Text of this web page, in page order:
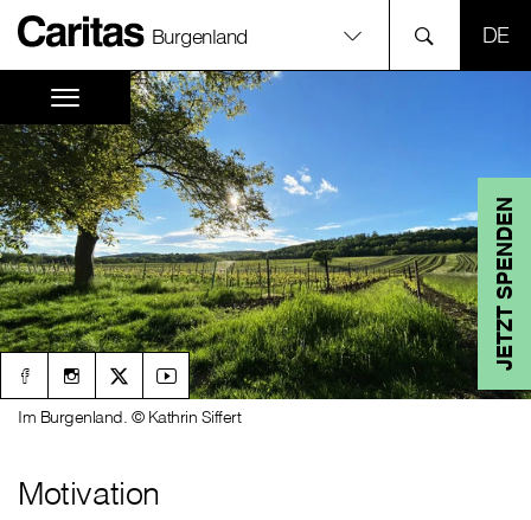
Burgenland
JETZT SPENDEN
Im Burgenland. © Kathrin Siffert
Motivation